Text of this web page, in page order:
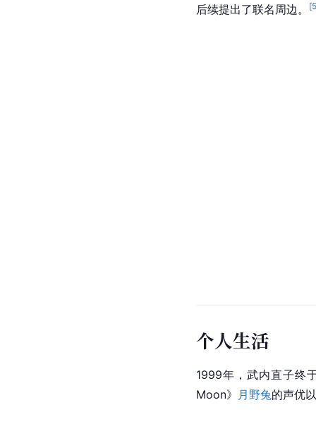
后续提出了联名周边。
[
个人生活
1999年，武内直子终
Moon》 月野兔的声优